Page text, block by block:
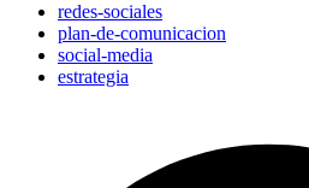
redes-sociales
plan-de-comunicacion
social-media
estrategia